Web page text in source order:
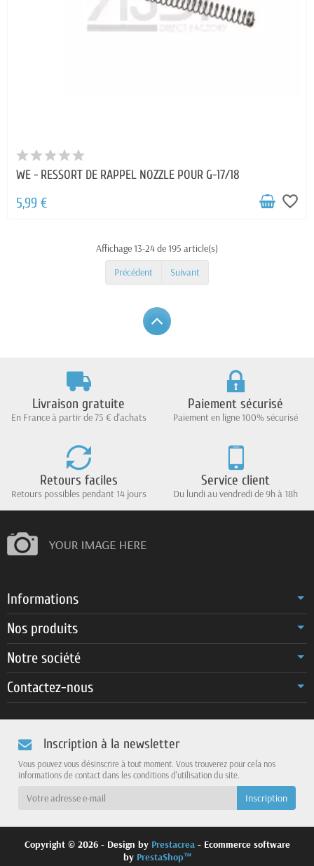
WE - RESSORT DE RAPPEL NOZZLE POUR G-17/18
5,99 € favorite_border
Affichage 13-24 de 195 article(s)
Précédent
Suivant
Livraison gratuite
En France à partir de 75 € d'achats
Paiement sécurisé
Paiement en ligne 100% sécurisé
Retours faciles
Retours possibles pendant 14 jours
Service client
Du lundi au vendredi de 9h à 18h
Informations
Nos produits
Notre société
Contactez-nous
Inscription à la newsletter
Vous pouvez vous désinscrire à tout moment. Vous trouverez pour cela nos
informations de contact dans les conditions d'utilisation du site.
Copyright © 2026 - Design by Prestacrea- Ecommerce software
by PrestaShop™